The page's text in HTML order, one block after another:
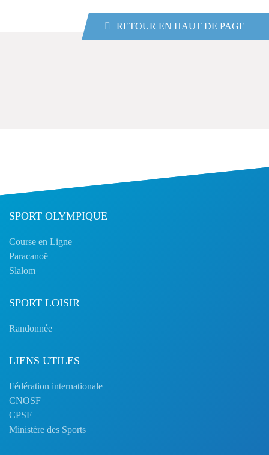
RETOUR EN HAUT DE PAGE
SPORT OLYMPIQUE
Course en Ligne
Paracanoë
Slalom
SPORT LOISIR
Randonnée
LIENS UTILES
Fédération internationale
CNOSF
CPSF
Ministère des Sports